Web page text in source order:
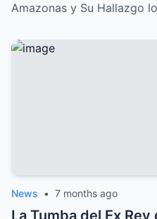
Amazonas y Su Hallazgo
News • 7 months ago